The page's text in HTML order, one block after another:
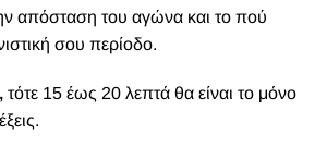
απόσταση του αγώνα και το πού
σου περίοδο.
τότε 15 έως 20 λεπτά θα είναι το μόνο